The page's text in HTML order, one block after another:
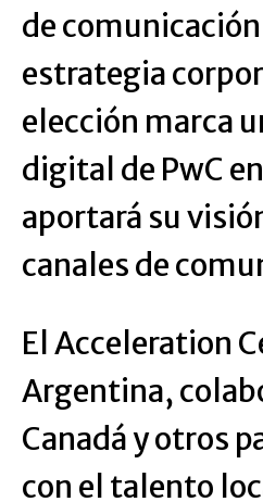
de
estrategia
elección marca
digital de PwC
aportará su
canales de
El Acceleration
Argentina,
Canadá y otros
con el talento